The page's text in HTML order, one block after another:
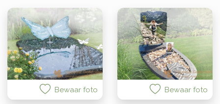
Bewaar foto Bewaar foto